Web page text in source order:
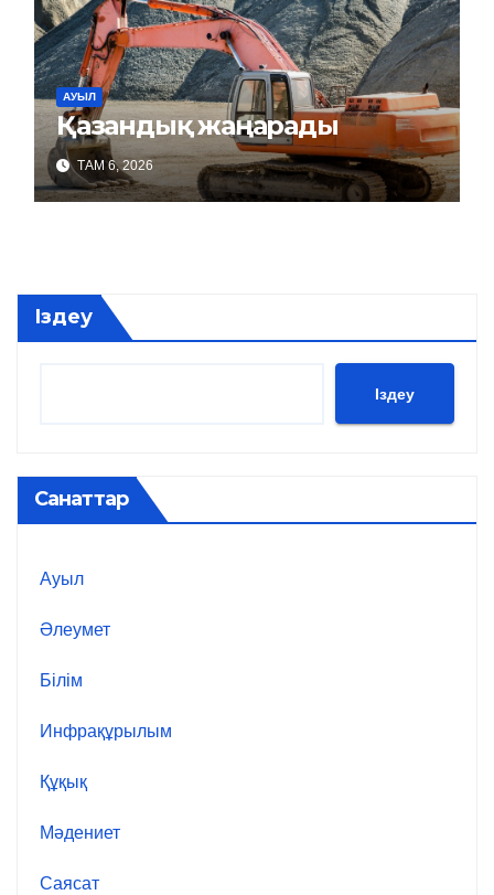
АУЫЛ
Қазандық жаңарады
ТАМ 6, 2026
Іздеу
Іздеу
Санаттар
Ауыл
Әлеумет
Білім
Инфрақұрылым
Құқық
Мәдениет
Саясат